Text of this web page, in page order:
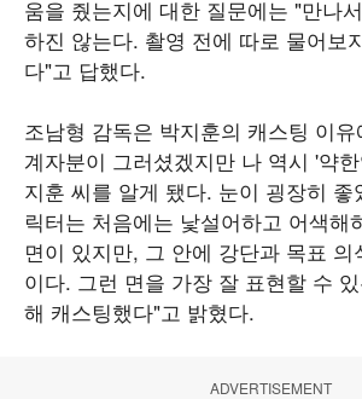
움을 줬는지에 대한 질문에는 "만나
하진 않는다. 촬영 전에 따로 물어보
다"고 답했다.
조남형 감독은 박지훈의 캐스팅 이
계자분이 그러셨겠지만 나 역시 '약
지훈 씨를 알게 됐다. 눈이 굉장히 좋
릭터는 처음에는 낯설어하고 어색해
면이 있지만, 그 안에 강단과 목표 의
이다. 그런 면을 가장 잘 표현할 수
해 캐스팅했다"고 밝혔다.
ADVERTISEMENT